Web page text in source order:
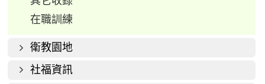
在職訓練
衛教園地
社福資訊